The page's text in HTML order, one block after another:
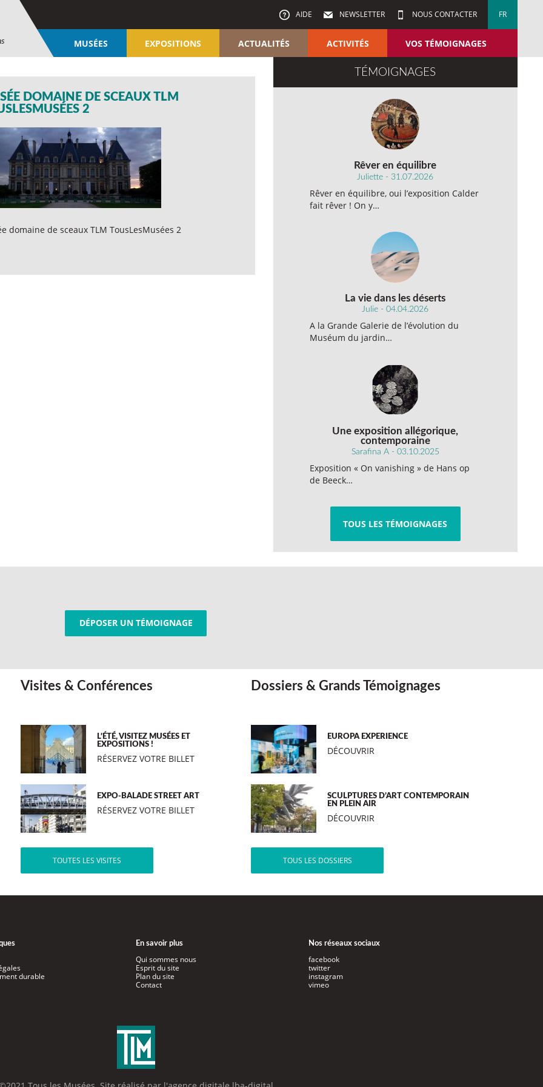
AIDE NEWSLETTER NOUS CONTACTER FR
MUSÉES EXPOSITIONS ACTUALITÉS ACTIVITÉS VOS TÉMOIGNAGES
DOMAINE DE SCEAUX TLM
2
domaine de sceaux TLM TousLesMusées 2
TÉMOIGNAGES
Rêver en équilibre
Juliette - 31.07.2026
Rêver en équilibre, oui l’exposition Calder
fait rêver ! On y…
La vie dans les déserts
Julie - 04.04.2026
A la Grande Galerie de l’évolution du
Muséum du jardin…
Une exposition allégorique,
contemporaine
Sarafina A - 03.10.2025
Exposition « On vanishing » de Hans op
de Beeck…
TOUS LES TÉMOIGNAGES
DÉPOSER UN TÉMOIGNAGE
Visites & Conférences
L’ÉTÉ, VISITEZ MUSÉES ET
EXPOSITIONS !
RÉSERVEZ VOTRE BILLET
EXPO-BALADE STREET ART
RÉSERVEZ VOTRE BILLET
TOUTES LES VISITES
Dossiers & Grands Témoignages
EUROPA EXPERIENCE
DÉCOUVRIR
SCULPTURES D’ART CONTEMPORAIN
EN PLEIN AIR
DÉCOUVRIR
TOUS LES DOSSIERS
durable
En savoir plus
Qui sommes nous
Esprit du site
Plan du site
Contact
Nos réseaux sociaux
facebook
twitter
instagram
vimeo